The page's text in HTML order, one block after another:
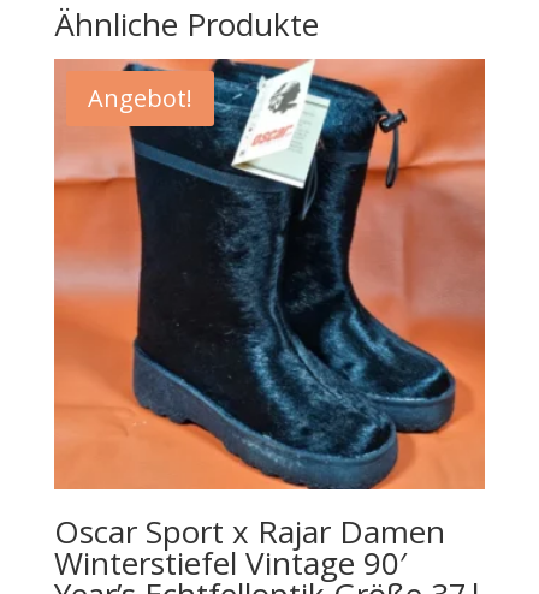
Ähnliche Produkte
Angebot!
Oscar Sport x Rajar Damen
Winterstiefel Vintage 90′